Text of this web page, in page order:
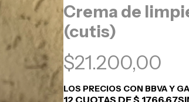
Crema de
(cutis)
$21.200,00